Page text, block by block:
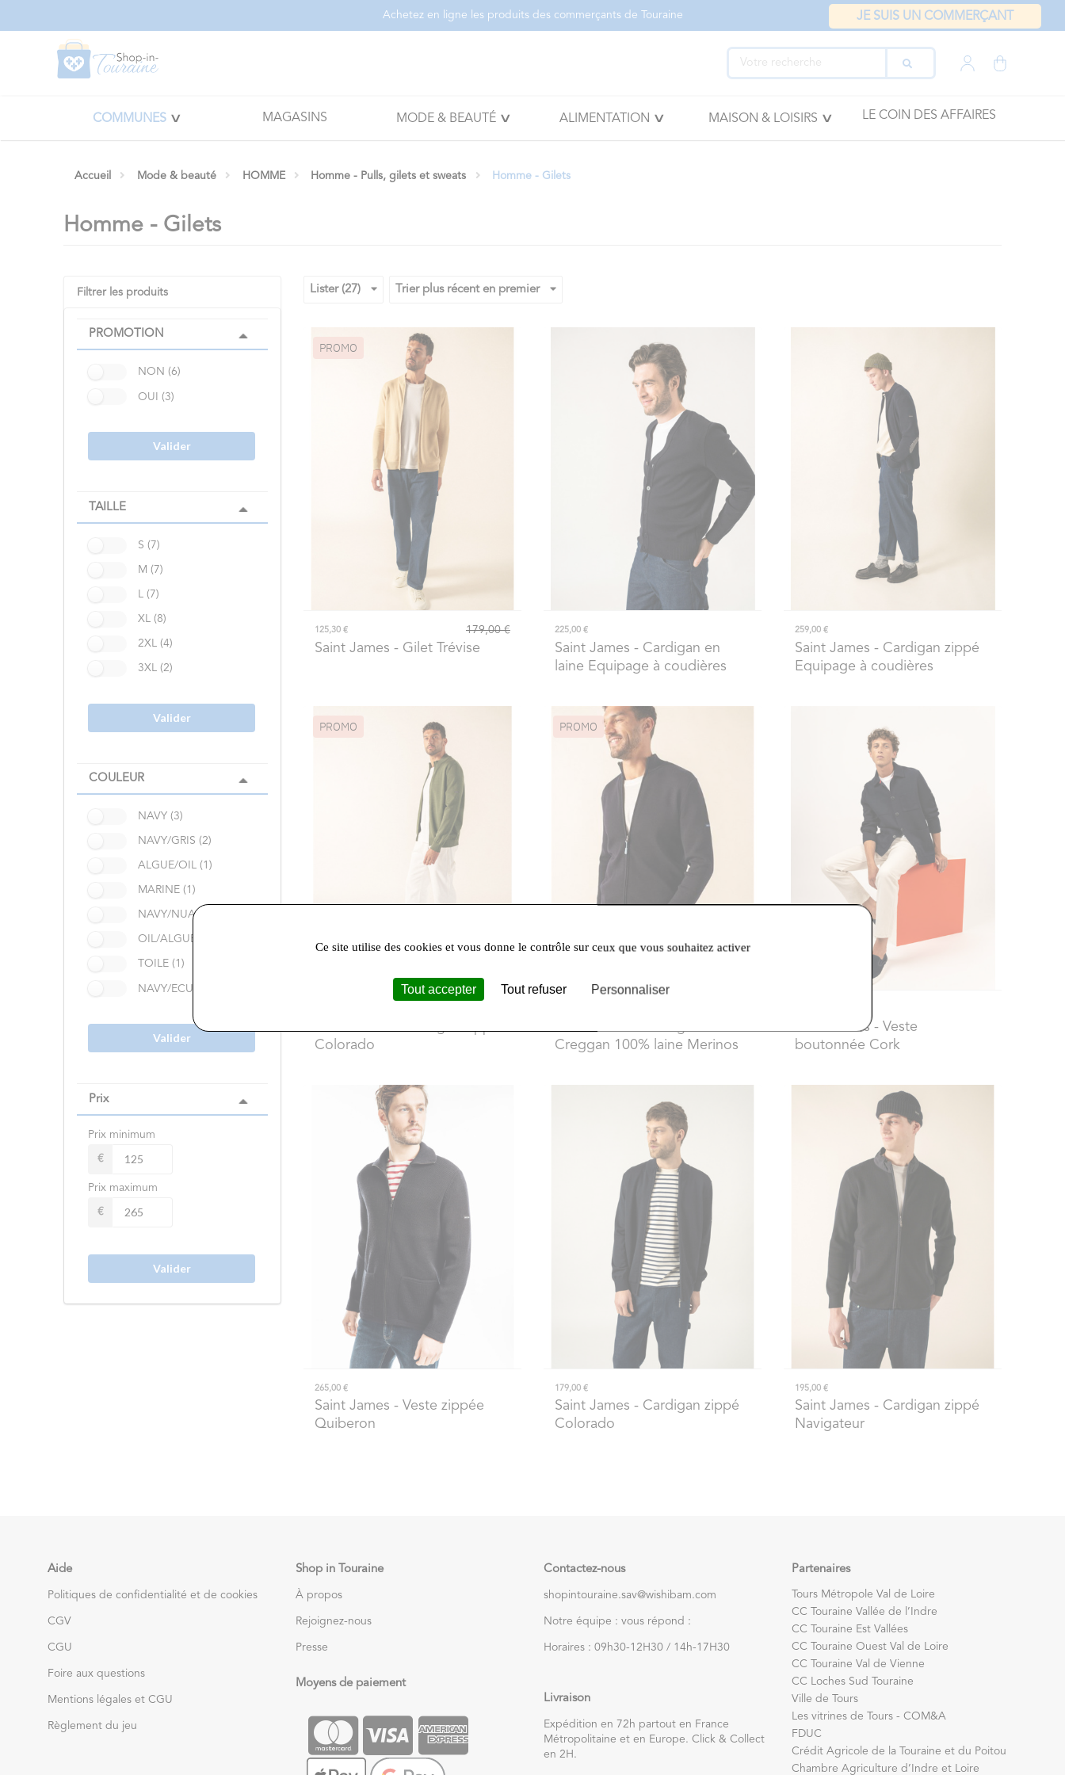
Achetez en ligne les produits des commerçants de Touraine JE SUIS UN COMMERÇANT
COMMUNES MAGASINS MODE & BEAUTÉ ALIMENTATION MAISON & LOISIRS LE COIN DES AFFAIRES
Accueil Mode & beauté HOMME Homme - Pulls, gilets et sweats Homme - Gilets
Homme - Gilets
Filtrer les produits
PROMOTION
NON (6)
OUI (3)
Valider
TAILLE
S (7)
M (7)
L (7)
XL (8)
2XL (4)
3XL (2)
Valider
COULEUR
NAVY (3)
NAVY/GRIS (2)
ALGUE/OIL (1)
MARINE (1)
NAVY/NUANCE (1)
OIL/ALGUE (1)
TOILE (1)
NAVY/ECUME (1)
Valider
Prix
Prix minimum
€
Prix maximum
€
Valider
Lister (27) Trier plus récent en premier
PROMO
125,30 € 179,00 €
Saint James - Gilet Trévise
225,00 €
Saint James - Cardigan en
laine Equipage à coudières
259,00 €
Saint James - Cardigan zippé
Equipage à coudières
PROMO
Colorado
PROMO
Creggan 100% laine Merinos
Saint James- Veste
boutonnée Cork
265,00 €
Saint James - Veste zippée
Quiberon
179,00 €
Saint James - Cardigan zippé
Colorado
195,00 €
Saint James - Cardigan zippé
Navigateur
Aide
Politiques de confidentialité et de cookies
CGV
CGU
Foire aux questions
Mentions légales et CGU
Règlement du jeu
Shop in Touraine
À propos
Rejoignez-nous
Presse
Moyens de paiement
Contactez-nous
shopintouraine.sav@wishibam.com
Notre équipe : vous répond :
Horaires : 09h30-12H30 / 14h-17H30
Livraison
Expédition en 72h partout en France
Métropolitaine et en Europe. Click & Collect
en 2H.
Partenaires
Tours Métropole Val de Loire
CC Touraine Vallée de l’Indre
CC Touraine Est Vallées
CC Touraine Ouest Val de Loire
CC Touraine Val de Vienne
CC Loches Sud Touraine
Ville de Tours
Les vitrines de Tours - COM&A
FDUC
Crédit Agricole de la Touraine et du Poitou
Chambre Agriculture d’Indre et Loire
Ce site utilise des cookies et vous donne le contrôle sur ceux que vous souhaitez activer
Tout accepter Tout refuser Personnaliser